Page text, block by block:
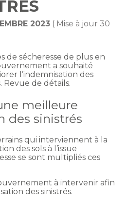
2023 ( Mise à jour 30
de sécheresse de plus en
a souhaité
l’indemnisation des
Revue de détails.
meilleure
des sinistrés
qui interviennent à la
des sols à l’issue
se sont multipliés ces
à intervenir afin
des sinistrés.